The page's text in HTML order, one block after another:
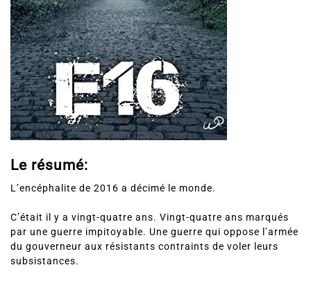
Le résumé:
L’encéphalite de 2016 a décimé le monde.
C’était il y a vingt-quatre ans. Vingt-quatre ans marqués
par une guerre impitoyable. Une guerre qui oppose l’armée
du gouverneur aux résistants contraints de voler leurs
subsistances.